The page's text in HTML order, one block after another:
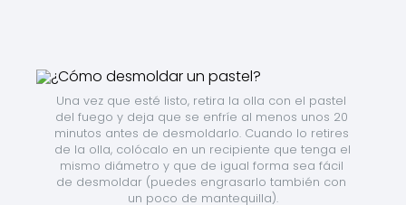
Una vez que esté listo, retira la olla con el pastel
del fuego y deja que se enfríe al menos unos 20
minutos antes de desmoldarlo. Cuando lo retires
de la olla, colócalo en un recipiente que tenga el
mismo diámetro y que de igual forma sea fácil
de desmoldar (puedes engrasarlo también con
un poco de mantequilla).